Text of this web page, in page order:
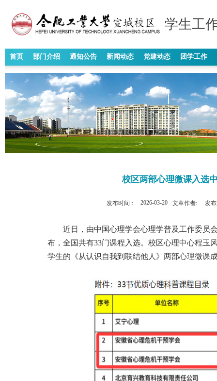
学生工
首页 部门介绍 通知公告 新闻动态 党建动态 团学工作
校区两部心理微课入选
发布时间： 2026-03-20 文章作者: 发
近日，由中国心理学会心理学普及工作委员
布，全国共有33门课程入选。校区心理中心程玉
学生的《从认识自我到联结他人》两部心理微课